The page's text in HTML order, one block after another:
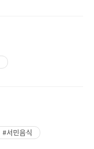
#서민음식